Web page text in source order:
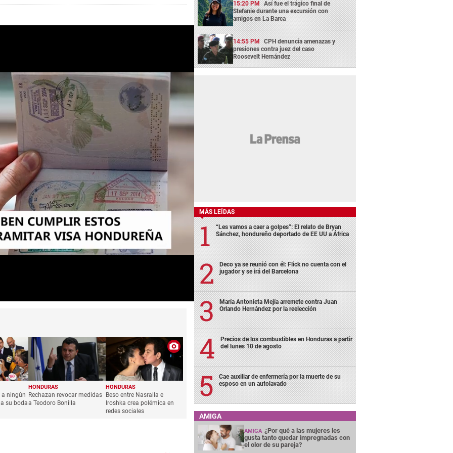
a ningún
su boda
HONDURAS
Rechazan revocar medidas
a Teodoro Bonilla
HONDURAS
Beso entre Nasralla e
Iroshka crea polémica en
redes sociales
15:20 PM Así fue el trágico final de
Stefanie durante una excursión con
amigos en La Barca
14:55 PM CPH denuncia amenazas y
presiones contra juez del caso
Roosevelt Hernández
MÁS LEÍDAS
“Les vamos a caer a golpes”: El relato de Bryan
Sánchez, hondureño deportado de EE UU a África
Deco ya se reunió con él: Flick no cuenta con el
jugador y se irá del Barcelona
María Antonieta Mejía arremete contra Juan
Orlando Hernández por la reelección
Precios de los combustibles en Honduras a partir
del lunes 10 de agosto
Cae auxiliar de enfermería por la muerte de su
esposo en un autolavado
AMIGA
AMIGA ¿Por qué a las mujeres les
gusta tanto quedar impregnadas con
el olor de su pareja?